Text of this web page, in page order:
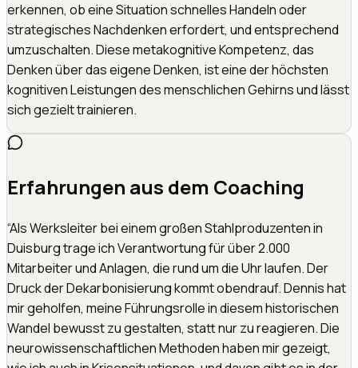
erkennen, ob eine Situation schnelles Handeln oder
strategisches Nachdenken erfordert, und entsprechend
umzuschalten. Diese metakognitive Kompetenz, das
Denken über das eigene Denken, ist eine der höchsten
kognitiven Leistungen des menschlichen Gehirns und lässt
sich gezielt trainieren.
Erfahrungen aus dem Coaching
“Als Werksleiter bei einem großen Stahlproduzenten in
Duisburg trage ich Verantwortung für über 2.000
Mitarbeiter und Anlagen, die rund um die Uhr laufen. Der
Druck der Dekarbonisierung kommt obendrauf. Dennis hat
mir geholfen, meine Führungsrolle in diesem historischen
Wandel bewusst zu gestalten, statt nur zu reagieren. Die
neurowissenschaftlichen Methoden haben mir gezeigt,